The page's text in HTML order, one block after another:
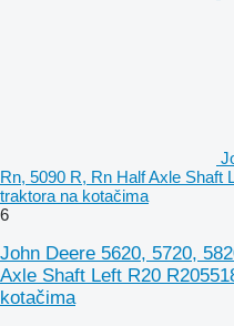
Rn, 5090 R, Rn Half Axle Shaft
traktora na kotačima
6
John Deere 5620, 5720,
Axle Shaft Left R20
kotačima